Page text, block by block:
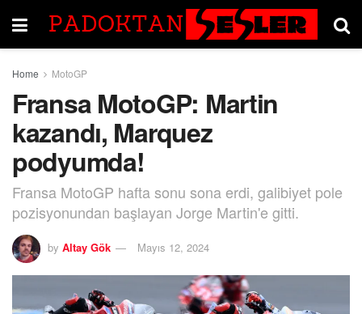
Home MotoGP
Fransa MotoGP: Martin
kazandı, Marquez
podyumda!
Fransa MotoGP hafta sonu sona erdi, galibiyet pole
pozisyonundan başlayan Jorge Martin'e gitti.
by Altay Gök Mayıs 12, 2024